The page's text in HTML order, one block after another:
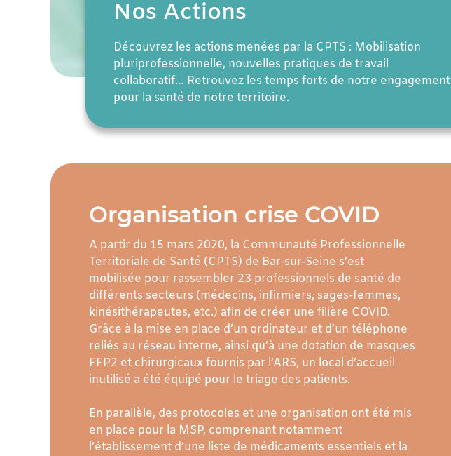
Nos Actions
Découvrez les actions menées par la CPTS : Mobilisation
pluriprofessionnelle, nouvelles pratiques de travail
collaboratif… Retrouvez les temps forts de notre engagement
pour la santé de notre territoire.
Organisation crise COVID
A partir du 15 mars 2020, la Communauté Professionnelle
Territoriale de Santé (CPTS) de Bar-sur-Seine s’est
mobilisée pour rassembler 23 professionnels de santé de
différents secteurs (médecins, infirmiers, sages-femmes,
kinésithérapeutes, etc.) afin de créer une filière COVID.
Grâce à la mise en place d’un ordinateur et d’un téléphone
reliés au réseau interne, ainsi qu’à une dotation de masques
FFP2 et chirurgicaux fournis par l’ARS, un local d’accueil
inutilisé a été équipé pour le triage des patients.
En parallèle, des protocoles et une organisation ont été mis
en place pour la MSP, comprenant notamment
l’établissement d’une liste de médicaments essentiels et la